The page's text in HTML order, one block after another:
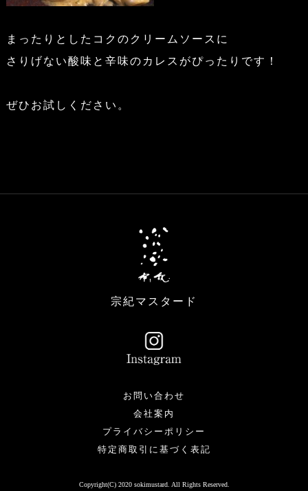
まったりとしたコクのクリームソースに
さりげない酸味と辛味のカレスがぴったりです！
ぜひお試しください。
宗紀マスタード
お問い合わせ
会社案内
プライバシーポリシー
特定商取引に基づく表記
Copyright(C) 2020 sokimustard. All Rights Reserved.